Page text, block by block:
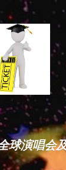
球演唱会